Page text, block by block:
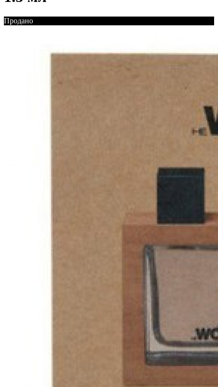
Продано